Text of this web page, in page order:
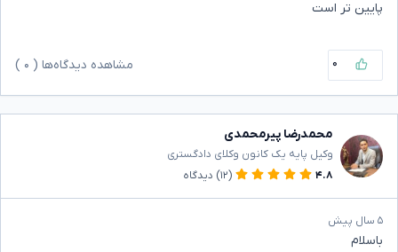
پایین تر است
۰ مشاهده دیدگاه‌ها ( ۰
محمدرضا پیرمحمدی
وکیل پایه یک کانون وکلای دادگستری
۴.۸
(۱۲) دیدگاه
۵ سال پیش
باسلام